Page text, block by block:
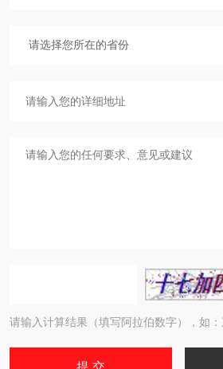
请输入计算结果（填写阿拉伯数字），如